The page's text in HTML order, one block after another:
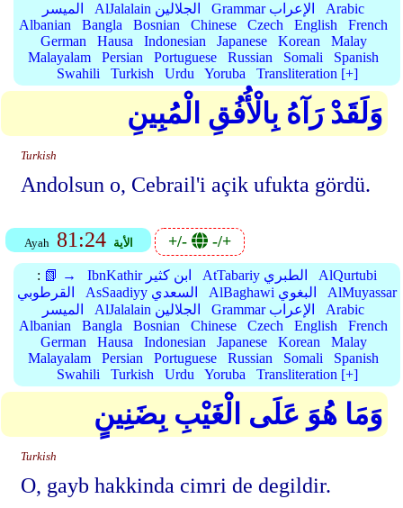
الميسر
AlJalalain الجلالين Grammar الإعراب
Arabic
Albanian
Bangla Bosnian Chinese Czech English
French
German
Hausa Indonesian Japanese Korean
Malay
Malayalam
Persian Portuguese Russian Somali
Spanish
Swahili
Turkish Urdu Yoruba Transliteration [+]
وَلَقَدْ رَآهُ بِالْأُفُقِ الْمُبِينِ
Turkish
Andolsun o, Cebrail'i açik ufukta gördü.
Ayah 81:24 الأية +/- -/+
: 📗 → IbnKathir ابن كثير AtTabariy الطبري
AlQurtubi
القرطوبي
AsSaadiyy السعدي AlBaghawi البغوي
AlMuyassar
الميسر
AlJalalain الجلالين Grammar الإعراب
Arabic
Albanian
Bangla Bosnian Chinese Czech English
French
German
Hausa Indonesian Japanese Korean
Malay
Malayalam
Persian Portuguese Russian Somali
Spanish
Swahili
Turkish Urdu Yoruba Transliteration [+]
وَمَا هُوَ عَلَى الْغَيْبِ بِضَنِينٍ
Turkish
O, gayb hakkinda cimri de degildir.